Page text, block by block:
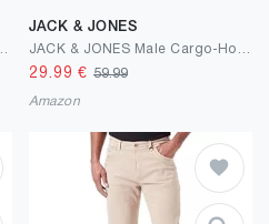
JACK & JONES
29.99 € 59.99
Amazon